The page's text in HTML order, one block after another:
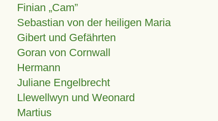
Finian Cam
Sebastian von der heiligen Maria
Gibert und Gefährten
Goran von Cornwall
Hermann
Juliane Engelbrecht
Llewellwyn und Weonard
Martius